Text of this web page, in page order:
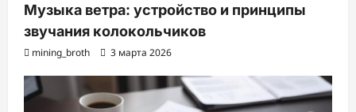
Музыка ветра: устройство и принципы
звучания колокольчиков
mining_broth 3 марта 2026